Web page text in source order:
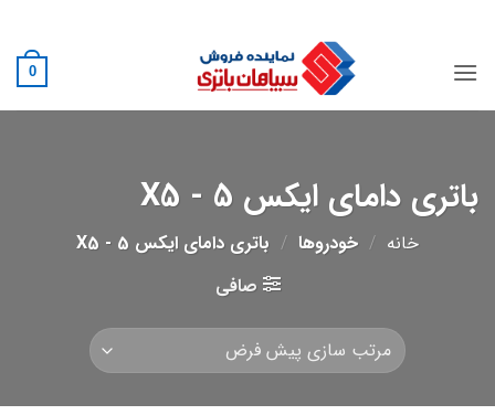
content
0
باتری دامای ایکس 5 - X5
خانه / خودروها / باتری دامای ایکس 5 - X5
صافی